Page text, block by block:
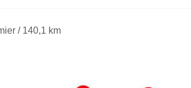
/ 140,1 km